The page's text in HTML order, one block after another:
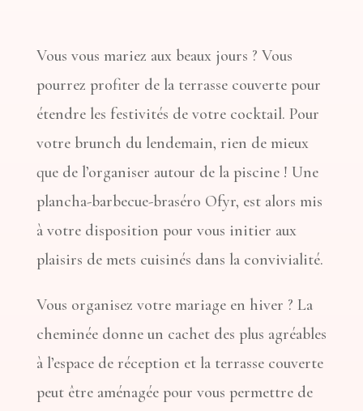
Vous vous mariez aux beaux jours ? Vous
pourrez profiter de la terrasse couverte pour
étendre les festivités de votre cocktail. Pour
votre brunch du lendemain, rien de mieux
que de l’organiser autour de la piscine ! Une
plancha-barbecue-braséro Ofyr, est alors mis
à votre disposition pour vous initier aux
plaisirs de mets cuisinés dans la convivialité.
Vous organisez votre mariage en hiver ? La
cheminée donne un cachet des plus agréables
à l’espace de réception et la terrasse couverte
peut être aménagée pour vous permettre de